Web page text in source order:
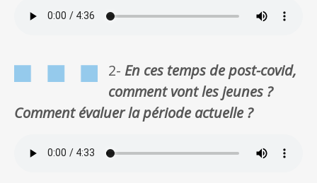
2- En ces temps de post-covid,
comment vont les jeunes ?
Comment évaluer la période actuelle ?